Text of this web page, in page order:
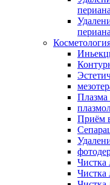
Плазма
Приём
Чистка
Чистка